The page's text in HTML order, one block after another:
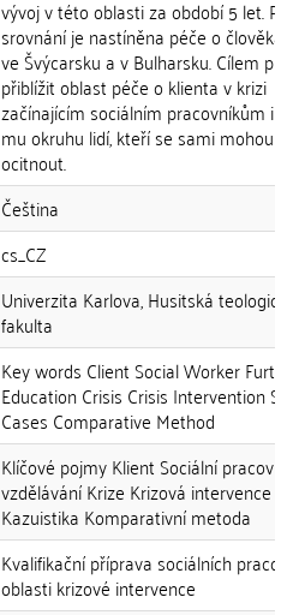
vývoj v této oblasti za období 5 let.
srovnání je nastíněna péče o člověka
ve Švýcarsku a v Bulharsku. Cílem
přiblížit oblast péče o klienta v krizi
začínajícím sociálním pracovníkům i
mu okruhu lidí, kteří se sami mohou v
ocitnout.
Čeština
cs_CZ
Univerzita Karlova, Husitská
fakulta
Key words Client Social Worker
Education Crisis Crisis Intervention
Cases Comparative Method
Klíčové pojmy Klient Sociální
vzdělávání Krize Krizová intervence
Kazuistika Komparativní metoda
Kvalifikační příprava sociálních
oblasti krizové intervence